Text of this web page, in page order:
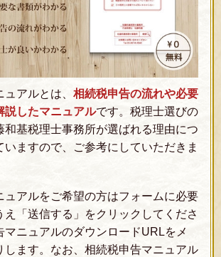
アルとは、 相続税申告の流れや必要
説したマニュアルです。税理士選びの
和基税理士事務所が選ばれる理由につ
いますので、ご参考にしていただきま
ュアルをご希望の方はフォームに必要
え「送信する」をクリックしてくださ
マニュアルのダウンロードURLをメ
します。なお、相続税申告マニュアル